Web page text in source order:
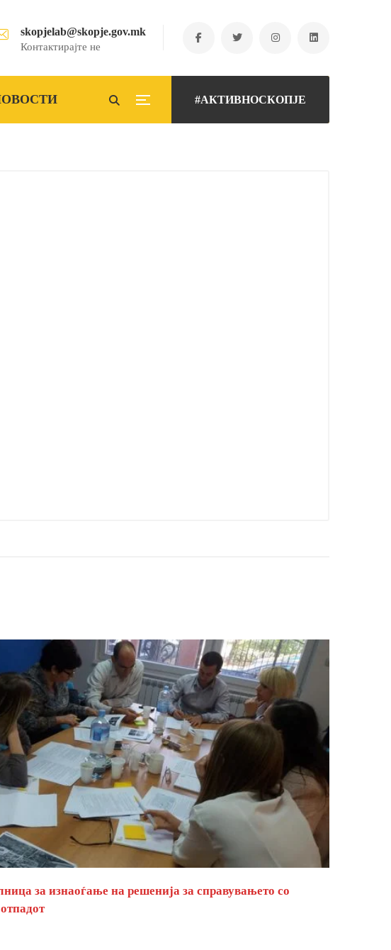
skopjelab@skopje.gov.mk
Контактирајте не
#АКТИВНОСКОПЈЕ
за изнаоѓање на решенија за справувањето со